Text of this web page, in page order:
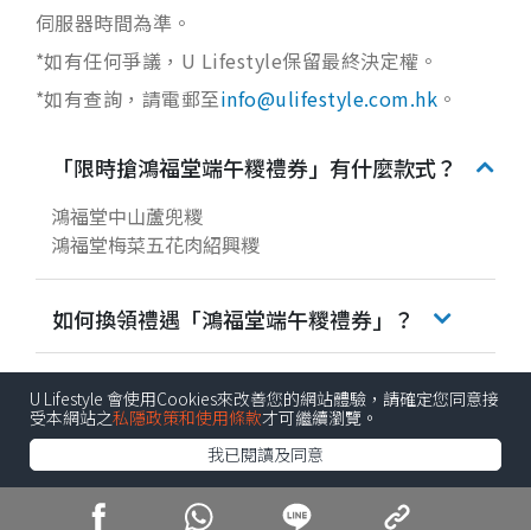
伺服器時間為準。
*如有任何爭議，U Lifestyle保留最終決定權。
*如有查詢，請電郵至info@ulifestyle.com.hk 。
「限時搶鴻福堂端午糭禮券」有什麼款式？
鴻福堂中山蘆兜糭
鴻福堂梅菜五花肉紹興糭
如何換領禮遇「鴻福堂端午糭禮券」？
參加日期：
由5月7日
U Lifestyle 會使用Cookies來改善您的網站體驗，請確定您同意接
受本網站之私隱政策和使用條款才可繼續瀏覽。
我已閱讀及同意